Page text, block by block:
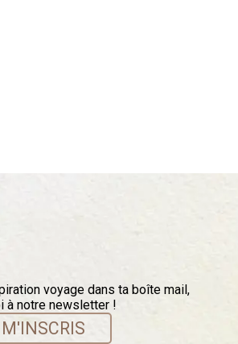
voyage dans ta boîte mail,
à notre newsletter !